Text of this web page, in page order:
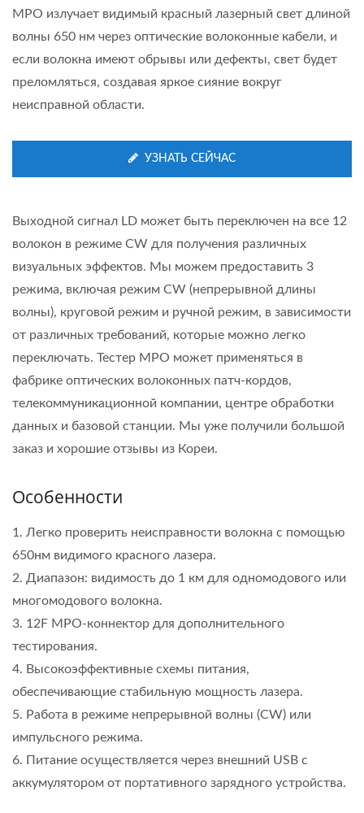
MPO излучает видимый красный лазерный свет длиной
волны 650 нм через оптические волоконные кабели, и
если волокна имеют обрывы или дефекты, свет будет
преломляться, создавая яркое сияние вокруг
неисправной области.
УЗНАТЬ СЕЙЧАС
Выходной сигнал LD может быть переключен на все 12
волокон в режиме CW для получения различных
визуальных эффектов. Мы можем предоставить 3
режима, включая режим CW (непрерывной длины
волны), круговой режим и ручной режим, в зависимости
от различных требований, которые можно легко
переключать. Тестер MPO может применяться в
фабрике оптических волоконных патч-кордов,
телекоммуникационной компании, центре обработки
данных и базовой станции. Мы уже получили большой
заказ и хорошие отзывы из Кореи.
Особенности
1. Легко проверить неисправности волокна с помощью
650нм видимого красного лазера.
2. Диапазон: видимость до 1 км для одномодового или
многомодового волокна.
3. 12F MPO-коннектор для дополнительного
тестирования.
4. Высокоэффективные схемы питания,
обеспечивающие стабильную мощность лазера.
5. Работа в режиме непрерывной волны (CW) или
импульсного режима.
6. Питание осуществляется через внешний USB с
аккумулятором от портативного зарядного устройства.